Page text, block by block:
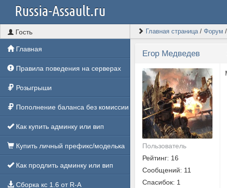
Russia-Assault.ru
Гость
Главная
Правила поведения на серверах
Розыгрыши
Пополнение баланса без комиссии
Как купить админку или вип
Купить личный префикс/моделька
Как продлить админку или вип
Сборка кс 1.6 от R-A
Главная страница/ Форум /
Егор Медведев
Пользователь
Рейтинг: 16
Сообщений: 11
Спасибок: 1